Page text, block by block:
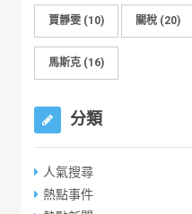
賈靜雯 (10) 關稅 (20)
馬斯克 (16)
分類
人氣搜尋
熱點事件